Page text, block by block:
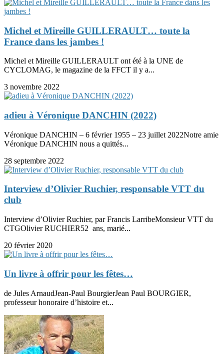
Michel et Mireille GUILLERAULT… toute la
France dans les jambes !
Michel et Mireille GUILLERAULT ont été à la UNE de
CYCLOMAG, le magazine de la FFCT il y a...
3 novembre 2022
adieu à Véronique DANCHIN (2022)
Véronique DANCHIN – 6 février 1955 – 23 juillet 2022Notre amie
Véronique DANCHIN nous a quittés...
28 septembre 2022
Interview d’Olivier Ruchier, responsable VTT du
club
Interview d’Olivier Ruchier, par Francis LarribeMonsieur VTT du
CTGOlivier RUCHIER52 ans, marié...
20 février 2020
Un livre à offrir pour les fêtes…
de Jules ArnaudJean-Paul BourgierJean Paul BOURGIER,
professeur honoraire d’histoire et...